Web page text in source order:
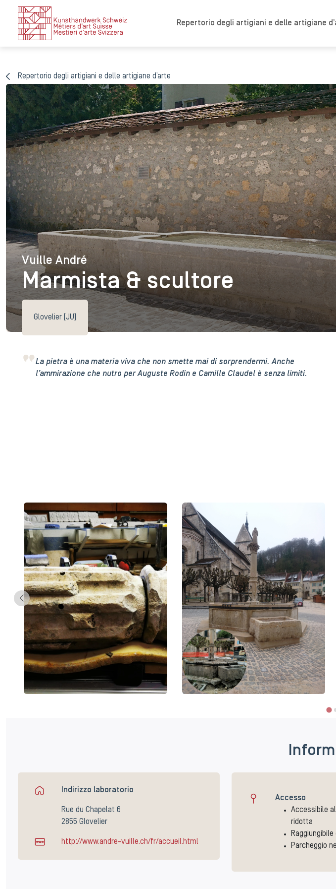
Repertorio degli artigiani e delle artigiane
Repertorio degli artigiani e delle artigiane d’arte
Vuille André
Vuille André
Marmista & scultore
Glovelier (JU)
La pietra è una materia viva che non smette mai di sorprendermi. Anche
l’ammirazione che nutro per Auguste Rodin e Camille Claudel è senza limiti.
Indirizzo laboratorio
Rue du Chapelat 6
2855 Glovelier
http://www.andre-vuille.ch/fr/accueil.html
Accesso
Accessibile
ridotta
Parcheggio